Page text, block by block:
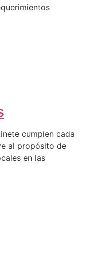
cumplen cada
al propósito de
en las